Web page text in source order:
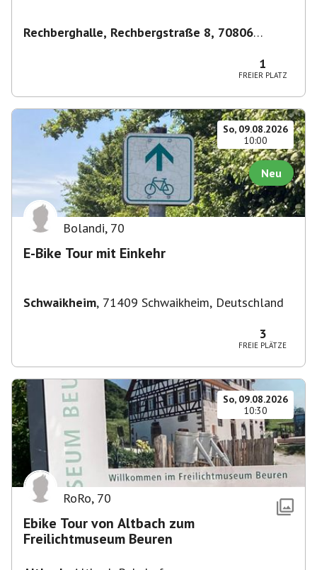
Rechberghalle, Rechbergstraße 8, 70806
1
FREIER PLATZ
So, 09.08.2026
10:00
Neu
Bolandi, 70
E-Bike Tour mit Einkehr
Schwaikheim, 71409 Schwaikheim, Deutschland
3
FREIE PLÄTZE
So, 09.08.2026
10:30
RoRo, 70
Ebike Tour von Altbach zum
Freilichtmuseum Beuren